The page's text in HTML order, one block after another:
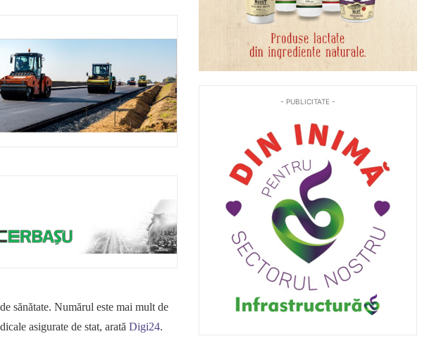
sănătate. Numărul estemai mult de
asigurate de stat, arată Digi24.
- PUBLICITATE -